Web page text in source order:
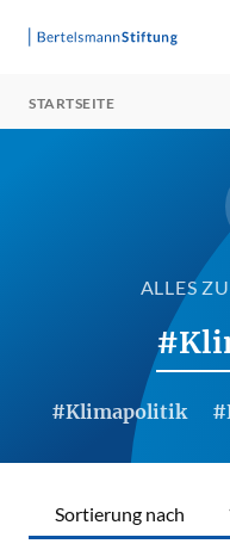
STARTSEITE
ALLES
#Klimapolitik
Sortierung nach